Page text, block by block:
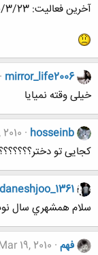
آخرين فعاليت: 2010/3/23
mirror_life2006
خیلی وقته نمیایا
hosseinb
کجایی تو
daneshjoo_1361
سلام همشهري سال
فهم 19, 2010